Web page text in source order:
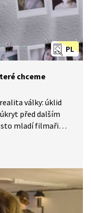
PL
chceme
války: úklid
před dalším
mladí filmaři
pak rodiče
si díky
a krásného. Děti
to špatné, ale
i na to hezké.